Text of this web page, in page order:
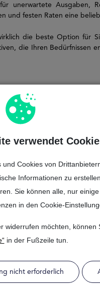
verwendet
Cookies von
Informationen zu
Sie können alle, nur
in den Cookie-
widerrufen möchten, können
in der Fußzeile tun.
nicht erforderlich
unerwartete Ausgaben,
und festen Raten eine
die beste Option für
die Ihren Bedürfnissen
kann im Jahr 2025
Stabilität nachweisen
6 bis 12 Monaten.